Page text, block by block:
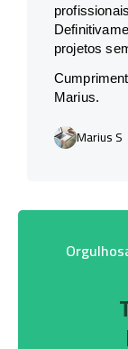
projetos
Marius.
Marius S